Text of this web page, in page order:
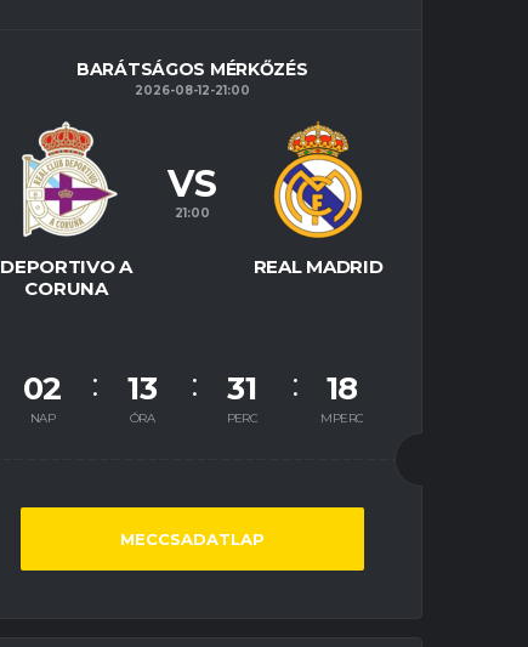
BARÁTSÁGOS MÉRKŐZÉS
2026-08-12-21:00
DEPORTIVO A
CORUNA
REAL MADRID
VS
21:00
02
NAP
13
ÓRA
31
PERC
17
MPERC
MECCSADATLAP